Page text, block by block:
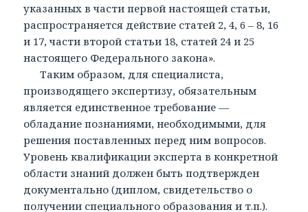
указанных в части первой настоящей статьи,
распространяется действие статей 2, 4, 6 – 8, 16
и 17, части второй статьи 18, статей 24 и 25
настоящего Федерального закона».
Таким образом, для специалиста,
производящего экспертизу, обязательным
является единственное требование —
обладание познаниями, необходимыми, для
решения поставленных перед ним вопросов.
Уровень квалификации эксперта в конкретной
области знаний должен быть подтвержден
документально (диплом, свидетельство о
получении специального образования и т.п.).